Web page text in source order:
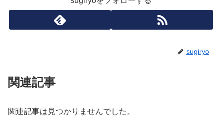
sugiryo
関連記事
関連記事は見つかりませんでした。